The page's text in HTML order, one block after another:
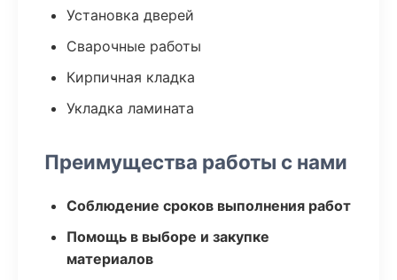
Установка дверей
Сварочные работы
Кирпичная кладка
Укладка ламината
Преимущества работы с нами
Соблюдение сроков выполнения работ
Помощь в выборе и закупке
материалов